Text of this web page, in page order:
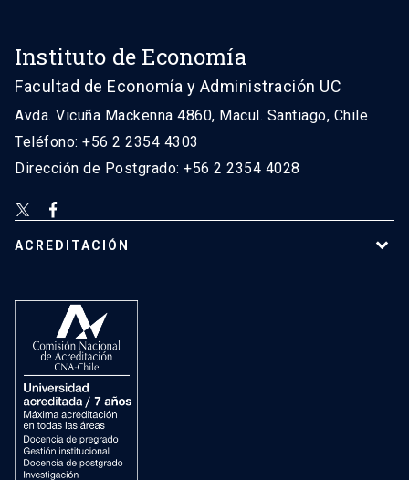
Instituto de Economía
Facultad de Economía y Administración UC
Avda. Vicuña Mackenna 4860, Macul. Santiago, Chile
Teléfono: +56 2 2354 4303
Dirección de Postgrado: +56 2 2354 4028
ACREDITACIÓN